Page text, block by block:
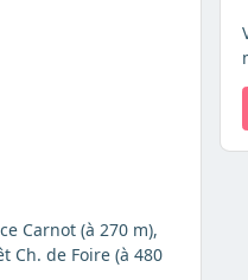
Carnot (à 270 m),
Ch. de Foire (à 480